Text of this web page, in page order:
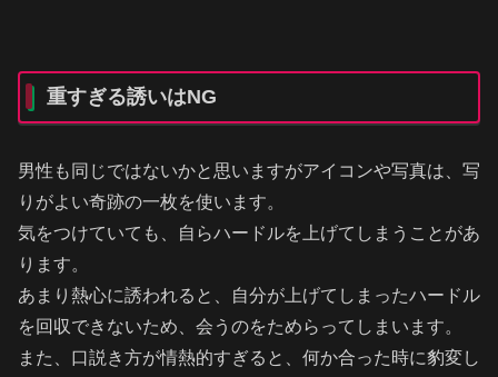
重すぎる誘いはNG
男性も同じではないかと思いますがアイコンや写真は、写
りがよい奇跡の一枚を使います。
気をつけていても、自らハードルを上げてしまうことがあ
ります。
あまり熱心に誘われると、自分が上げてしまったハードル
を回収できないため、会うのをためらってしまいます。
また、口説き方が情熱的すぎると、何か合った時に豹変し